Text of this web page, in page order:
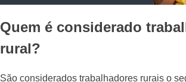
Quem é considerado
rural?
São considerados trabalhadores rurais o